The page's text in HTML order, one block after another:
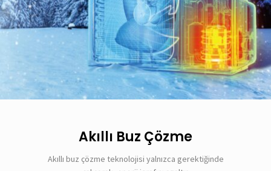
Akıllı Buz Çözme
Akıllı buz çözme teknolojisi yalnızca gerektiğinde